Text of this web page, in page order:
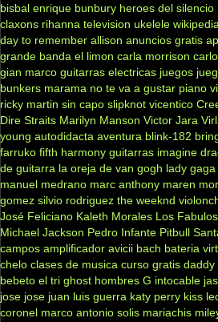
bisbal enrique bunbury heroes del silencio
claxons rihanna television ukelele wikipedia
day to remember allison anuncios gratis
grande banda el limon carla morrison
gian marco guitarras electricas juegos
bunkers marama no te va a gustar piano
ricky martin sin capo slipknot vicentico
Dire Straits Marilyn Manson Victor Jara
young autodidacta aventura blink-182
farruko fifth harmony guitarras imagine
de guitarra la oreja de van gogh lady gaga
manuel medrano marc anthony maren
gomez silvio rodriguez the weeknd
José Feliciano Kaleth Morales Los
Michael Jackson Pedro Infante Pitbull
campos amplificador avicii bach bateria
chelo clases de musica curso gratis daddy
bebeto el tri ghost hombres G intocable
jose jose juan luis guerra katy perry kiss
coronel marco antonio solis mariachis